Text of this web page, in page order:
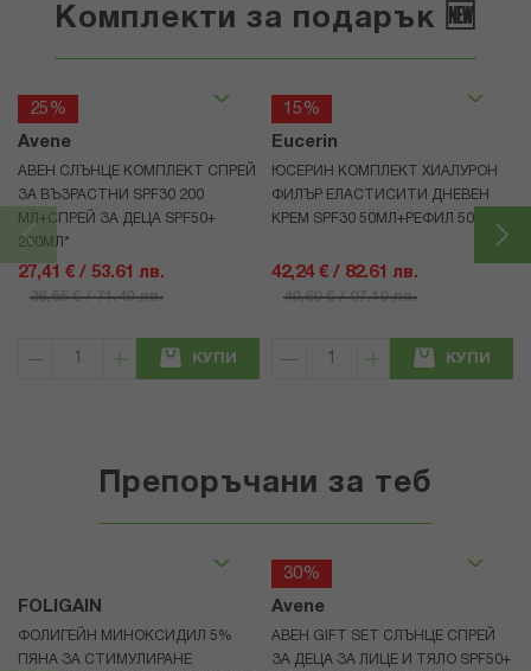
Комплекти за подарък 🆕
25%
Avene
АВЕН СЛЪНЦЕ КОМПЛЕКТ СПРЕЙ
ЗА ВЪЗРАСТНИ SPF30 200
МЛ+СПРЕЙ ЗА ДЕЦА SPF50+
200МЛ*
27,41 € / 53.61 лв.
36,55 € / 71.49 лв.
КУПИ
15%
Eucerin
ЮСЕРИН КОМПЛЕКТ ХИАЛУРОН
ФИЛЪР ЕЛАСТИСИТИ ДНЕВЕН
КРЕМ SPF30 50МЛ+РЕФИЛ 50МЛ
42,24 € / 82.61 лв.
49,69 € / 97.19 лв.
КУПИ
Препоръчани за теб
FOLIGAIN
ФОЛИГЕЙН МИНОКСИДИЛ 5%
ПЯНА ЗА СТИМУЛИРАНЕ
30%
Avene
АВЕН GIFT SET СЛЪНЦЕ СПРЕЙ
ЗА ДЕЦА ЗА ЛИЦЕ И ТЯЛО SPF50+